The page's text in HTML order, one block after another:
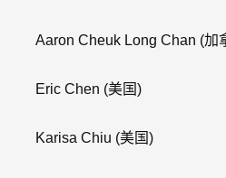
Aaron Cheuk Long Chan (加
Eric Chen (美国)
Karisa Chiu (美国)